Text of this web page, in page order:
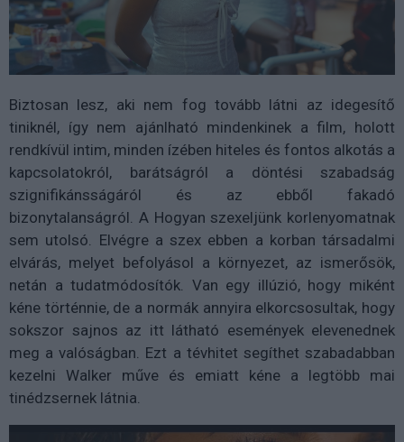
Biztosan lesz, aki nem fog tovább látni az idegesítő
tiniknél, így nem ajánlható mindenkinek a film, holott
rendkívül intim, minden ízében hiteles és fontos alkotás a
kapcsolatokról, barátságról a döntési szabadság
szignifikánsságáról és az ebből fakadó
bizonytalanságról. A Hogyan szexeljünk korlenyomatnak
sem utolsó. Elvégre a szex ebben a korban társadalmi
elvárás, melyet befolyásol a környezet, az ismerősök,
netán a tudatmódosítók. Van egy illúzió, hogy miként
kéne történnie, de a normák annyira elkorcsosultak, hogy
sokszor sajnos az itt látható események elevenednek
meg a valóságban. Ezt a tévhitet segíthet szabadabban
kezelni Walker műve és emiatt kéne a legtöbb mai
tinédzsernek látnia.